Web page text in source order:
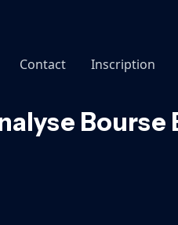
Contact Inscription